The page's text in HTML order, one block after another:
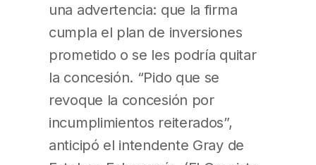
una advertencia: que la firma
cumpla el plan de inversiones
prometido o se les podría quitar
la concesión. “Pido que se
revoque la concesión por
incumplimientos reiterados”,
anticipó el intendente Gray de